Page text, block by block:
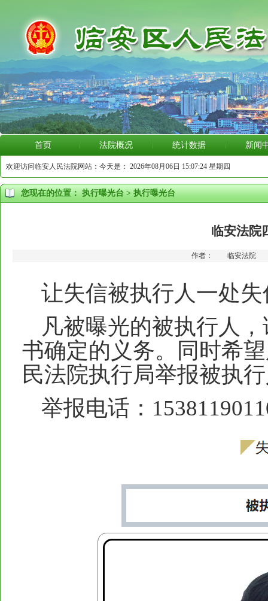
首页 法院概况 统计数据 新闻
欢迎访问临安人民法院网站：今天是： 2026年08月06日 15:07:25 星期四
您现在的位置：执行曝光台>执行曝光台
临安法院
作者： 临安法院 更
让失信被执行人一处
凡被曝光的被执行人
书确定的义务。同时希
民法院执行局举报被执
举报电话：